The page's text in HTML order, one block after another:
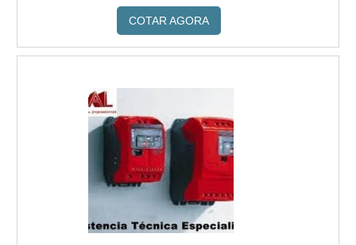
COTAR AGORA